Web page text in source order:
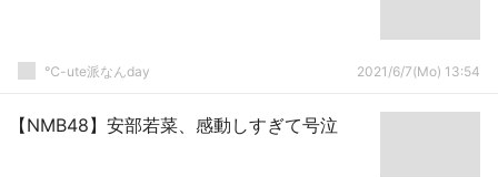
℃-ute派なんday 2021/6/7(Mo) 13:54
【NMB48】安部若菜、感動しすぎて号泣